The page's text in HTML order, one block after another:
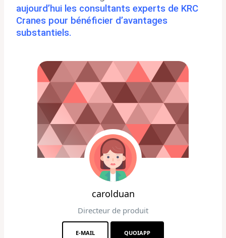
aujourd’hui les consultants experts de KRC
Cranes pour bénéficier d’avantages
substantiels.
carolduan
Directeur de produit
E-MAIL QUOIAPP